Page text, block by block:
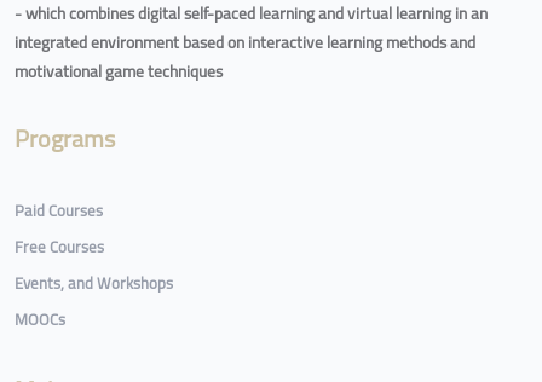
- which combines digital self-paced learning and virtual learning in an
integrated environment based on interactive learning methods and
motivational game techniques
Programs
Paid Courses
Free Courses
Events, and Workshops
MOOCs